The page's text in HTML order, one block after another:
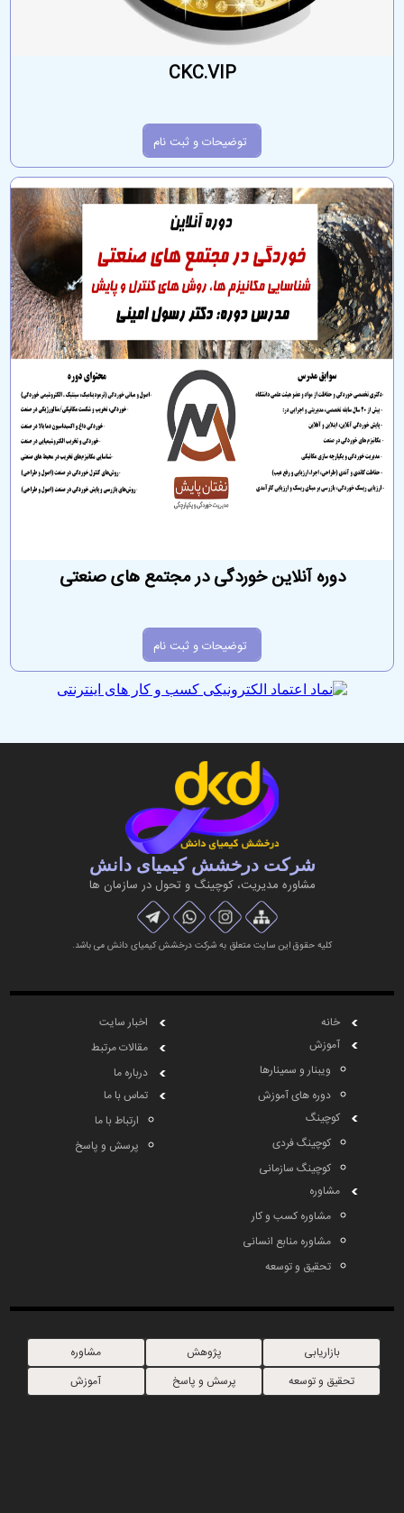
CKC.VIP
توضیحات و ثبت نام
دوره آنلاین خوردگی در مجتمع های صنعتی
توضیحات و ثبت نام
شرکت درخشش کیمیای دانش
مشاوره مديريت، کوچینگ و تحول در سازمان ها
کلیه حقوق این سایت متعلق به شرکت درخشش کیمیای دانش می باشد.
خانه
آموزش
ویبنار و سمینارها
دوره های آموزش
کوچینگ
کوچینگ فردی
کوچینگ سازمانی
مشاوره
مشاوره کسب و کار
مشاوره منابع انسانی
تحقیق و توسعه
اخبار سایت
مقالات مرتبط
درباره ما
تماس با ما
ارتباط با ما
پرسش و پاسخ
بازاریابی پژوهش
مشاوره
تحقیق و توسعه
پرسش و پاسخ آموزش